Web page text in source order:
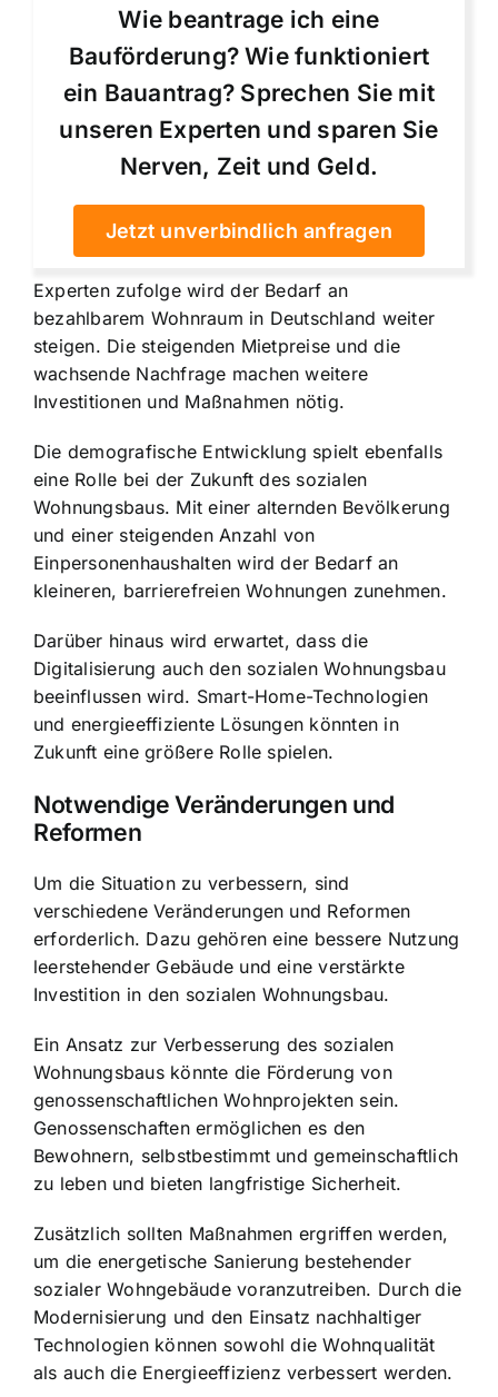
Wie beantrage ich eine
Bauförderung? Wie funktioniert
ein Bauantrag? Sprechen Sie mit
unseren Experten und sparen Sie
Nerven, Zeit und Geld.
Jetzt unverbindlich anfragen
Experten zufolge wird der Bedarf an
bezahlbarem Wohnraum in Deutschland weiter
steigen. Die steigenden Mietpreise und die
wachsende Nachfrage machen weitere
Investitionen und Maßnahmen nötig.
Die demografische Entwicklung spielt ebenfalls
eine Rolle bei der Zukunft des sozialen
Wohnungsbaus. Mit einer alternden Bevölkerung
und einer steigenden Anzahl von
Einpersonenhaushalten wird der Bedarf an
kleineren, barrierefreien Wohnungen zunehmen.
Darüber hinaus wird erwartet, dass die
Digitalisierung auch den sozialen Wohnungsbau
beeinflussen wird. Smart-Home-Technologien
und energieeffiziente Lösungen könnten in
Zukunft eine größere Rolle spielen.
Notwendige Veränderungen und
Reformen
Um die Situation zu verbessern, sind
verschiedene Veränderungen und Reformen
erforderlich. Dazu gehören eine bessere Nutzung
leerstehender Gebäude und eine verstärkte
Investition in den sozialen Wohnungsbau.
Ein Ansatz zur Verbesserung des sozialen
Wohnungsbaus könnte die Förderung von
genossenschaftlichen Wohnprojekten sein.
Genossenschaften ermöglichen es den
Bewohnern, selbstbestimmt und gemeinschaftlich
zu leben und bieten langfristige Sicherheit.
Zusätzlich sollten Maßnahmen ergriffen werden,
um die energetische Sanierung bestehender
sozialer Wohngebäude voranzutreiben. Durch die
Modernisierung und den Einsatz nachhaltiger
Technologien können sowohl die Wohnqualität
als auch die Energieeffizienz verbessert werden.